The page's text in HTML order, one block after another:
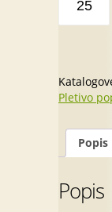
ANTRACIT,
role
25m
Pletivo
Popis
Popis